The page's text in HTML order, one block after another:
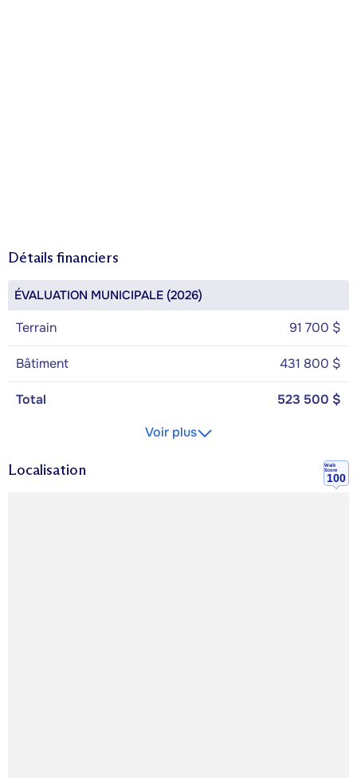
Détails financiers
ÉVALUATION MUNICIPALE (2026)
Terrain 91 700 $
Bâtiment 431 800 $
Total
523 500 $
Voir plus
Localisation
Walk
Score
100